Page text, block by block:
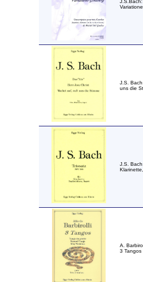
J.S.
uns die
J.S.
A.
3 Tangos